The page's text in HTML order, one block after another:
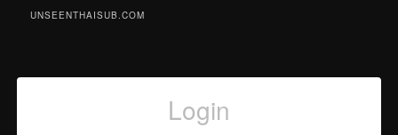
UNSEENTHAISUB.COM
Login